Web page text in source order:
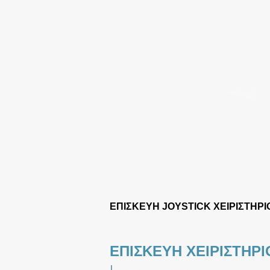
ΕΠΙΣΚΕΥΗ JOYSTICK
ΕΠΙΣΚΕΥΗ